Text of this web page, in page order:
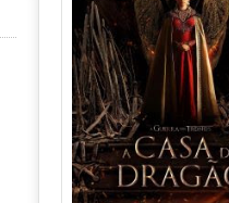
A Casa do
Temporada Torrent
WEB-DL 720p/
Áudio